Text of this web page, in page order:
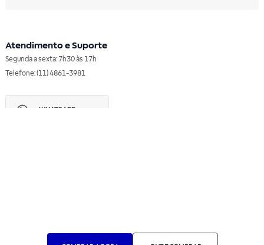
Atendimento e Suporte
Segunda a sexta: 7h30 às 17h
Telefone: (11) 4861-3981
WHATSAPP